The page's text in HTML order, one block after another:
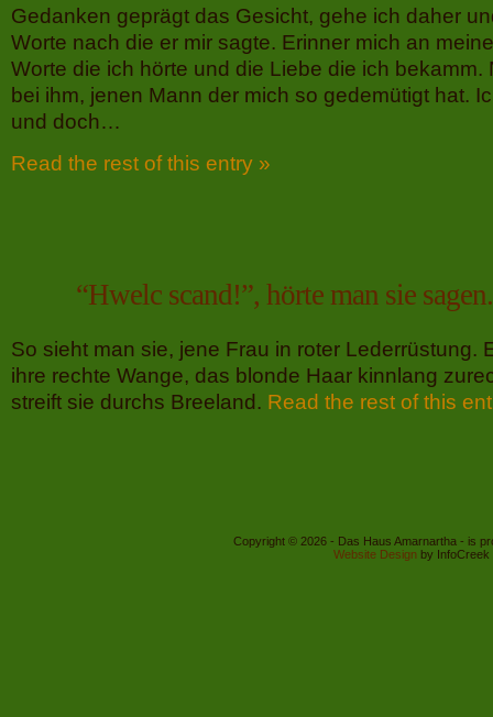
Gedanken geprägt das Gesicht, gehe ich daher
Worte nach die er mir sagte. Erinner mich an
Worte die ich hörte und die Liebe die ich bekamm.
bei ihm, jenen Mann der mich so gedemütigt hat.
und doch…
Read the rest of this entry »
“Hwelc scand!”, hörte man sie sagen.
So sieht man sie, jene Frau in roter Lederrüstung.
ihre rechte Wange, das blonde Haar kinnlang
streift sie durchs Breeland. Read the rest of this
Copyright © 2026 - Das Haus Amarnartha - is
Website Design by